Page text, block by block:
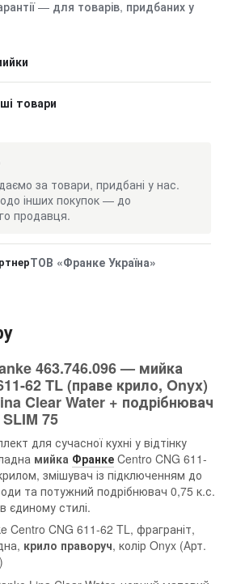
— для товарів, придбаних у
товари
за товари, придбані у нас.
інших покупок — до
продавця.
ТОВ «Франке Україна»
463.746.096 — мийка
62 TL (праве крило, Onyx)
Clear Water + подрібнювач
75
для сучасної кухні у відтінку
мийка Франке Centro CNG 611-
змішувач із підключенням до
та потужний подрібнювач 0,75 к.с.
єдиному стилі.
Centro CNG 611-62 TL, фраграніт,
крило праворуч, колір Onyx (Арт.